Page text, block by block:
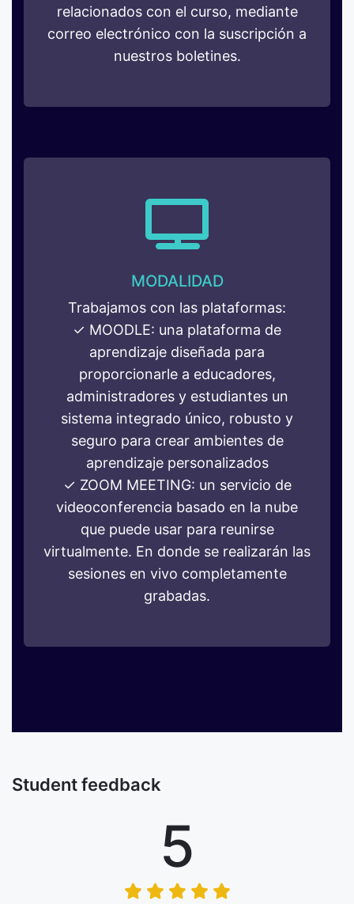
relacionados con el curso, mediante
correo electrónico con la suscripción a
nuestros boletines.
MODALIDAD
Trabajamos con las plataformas:
✓ MOODLE: una plataforma de
aprendizaje diseñada para
proporcionarle a educadores,
administradores y estudiantes un
sistema integrado único, robusto y
seguro para crear ambientes de
aprendizaje personalizados
✓ ZOOM MEETING: un servicio de
videoconferencia basado en la nube
que puede usar para reunirse
virtualmente. En donde se realizarán las
sesiones en vivo completamente
grabadas.
Student feedback
5